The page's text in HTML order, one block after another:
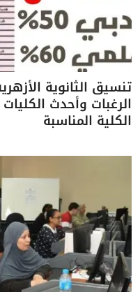
الرغبات وأحدث
الكلية المناسبة